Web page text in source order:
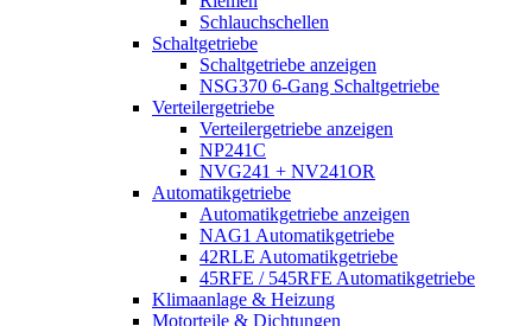
Schlauchschellen
Schaltgetriebe
Schaltgetriebe anzeigen
NSG370 6-Gang Schaltgetriebe
Verteilergetriebe
Verteilergetriebe anzeigen
NP241C
NVG241 + NV241OR
Automatikgetriebe
Automatikgetriebe anzeigen
NAG1 Automatikgetriebe
42RLE Automatikgetriebe
45RFE / 545RFE Automatikgetriebe
Klimaanlage & Heizung
Motorteile & Dichtungen